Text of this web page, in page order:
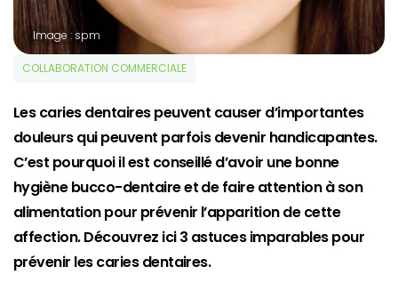
Image : spm
COLLABORATION COMMERCIALE
Les caries dentaires peuvent causer d’importantes
douleurs qui peuvent parfois devenir handicapantes.
C’est pourquoi il est conseillé d’avoir une bonne
hygiène bucco-dentaire et de faire attention à son
alimentation pour prévenir l’apparition de cette
affection. Découvrez ici 3 astuces imparables pour
prévenir les caries dentaires.